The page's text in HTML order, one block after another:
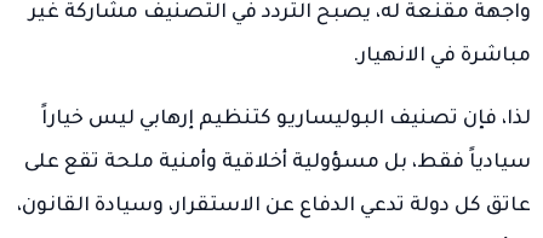
واجهة مقنعة له، يصبح التردد في التصنيف مشاركة غير
مباشرة في الانهيار.
لذا، فإن تصنيف البوليساريو كتنظيم إرهابي ليس خياراً
سيادياً فقط، بل مسؤولية أخلاقية وأمنية ملحة تقع على
عاتق كل دولة تدعي الدفاع عن الاستقرار، وسيادة القانون،